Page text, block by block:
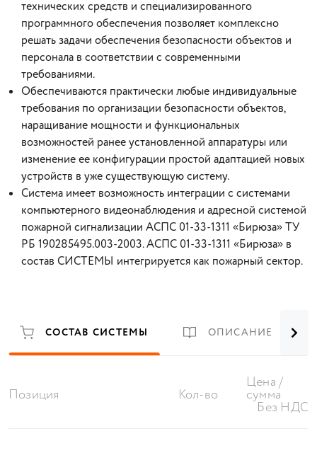
технических средств и специализированного
программного обеспечения позволяет комплексно
решать задачи обеспечения безопасности объектов и
персонала в соответствии с современными
требованиями.
Обеспечиваются практически любые индивидуальные
требования по организации безопасности объектов,
наращивание мощности и функциональных
возможностей ранее установленной аппаратуры или
изменение ее конфигурации простой адаптацией новых
устройств в уже существующую систему.
Система имеет возможность интеграции с системами
компьютерного видеонаблюдения и адресной системой
пожарной сигнализации АСПС 01-33-1311 «Бирюза» ТУ
РБ 190285495.003-2003. АСПС 01-33-1311 «Бирюза» в
состав СИСТЕМЫ интегрируется как пожарный сектор.
СОСТАВ СИСТЕМЫ ОПИСАНИЕ
Позиция Кол-во
Цена /
сумма
Без НДС